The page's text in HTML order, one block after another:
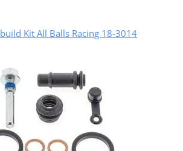
Kit All Balls Racing 18-3014